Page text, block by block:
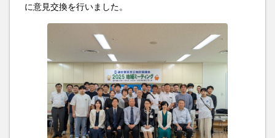
に意見交換を行いました。